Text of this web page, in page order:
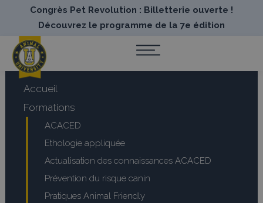
Congrès Pet Revolution : Billetterie ouverte !
Découvrez le programme de la 7e édition
Accueil
Formations
ACACED
Ethologie appliquée
Actualisation des connaissances ACACED
Prévention du risque canin
Pratiques Animal Friendly